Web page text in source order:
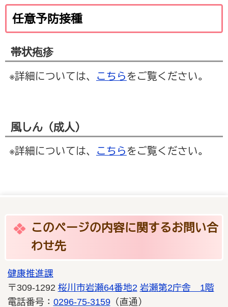
任意予防接種
帯状疱疹
※詳細については、 こちら をご覧ください。
風しん（成人）
※詳細については、 こちら をご覧ください。
このページの内容に関するお問い合
わせ先
健康推進課
〒309-1292 桜川市岩瀬64番地2 岩瀬第2庁舎 1階
電話番号： 0296-75-3159（直通）